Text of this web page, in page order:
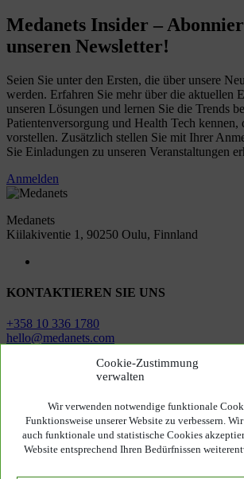
Cookie-Zustimmung
verwalten
Wir verwenden notwendige funktionale
Funktionsweise unserer Website zu verbessern.
auch funktionale und statistische Cookies
Website entsprechend Ihren Bedürfnissen
Medanets Insider –
unseren Newsletter!
Seien Sie unter den Ersten, die über unsere
werden. Erfahren Sie mehr über die aktuellen
unseren Lösungen und lernen Sie die Trends
Patientenversorgung und Health Tech
vorstellen. Zusätzlich stellen Sie mit Ihrer
Sie Einladungen zu unseren Veranstaltungen
Anmelden
Medanets
Kiilakiventie 1, 90250 Oulu, Finnland
KONTAKTIEREN SIE UNS
+358 10 336 1780
hello@medanets.com
ABONNIEREN SIE UNSEREN
Anmelden